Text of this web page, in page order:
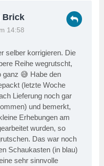
Brick
14:58
selber korrigieren. Die
Reihe wegrutscht,
😅 Habe den
(letzte Woche
Lieferung noch gar
und bemerkt,
Erhebungen am
wurden, so
Das war noch
Schaukasten (in blau)
sehr sinnvolle